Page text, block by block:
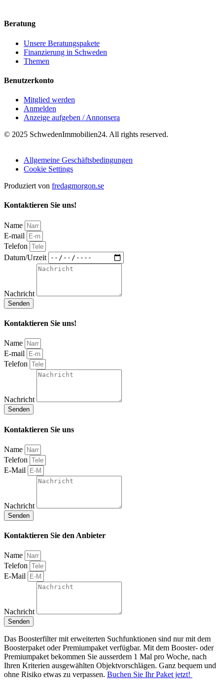
Beratung
Unsere Beratungspakete
Finanzierung in Schweden
Themen
Benutzerkonto
Mitglied werden
Anmelden
Anzeige aufgeben / Annonsera
© 2025 SchwedenImmobilien24. All rights reserved.
Allgemeine Geschäftsbedingungen
Cookie Settings
Produziert von fredagmorgon.se
Kontaktieren Sie uns!
Name
E-mail
Telefon
Datum/Urzeit
Nachricht
Senden
Kontaktieren Sie uns!
Name
E-mail
Telefon
Nachricht
Senden
Kontaktieren Sie uns
Name
Telefon
E-Mail
Nachricht
Senden
Kontaktieren Sie den Anbieter
Name
Telefon
E-Mail
Nachricht
Senden
Das Boosterfilter mit erweiterten Suchfunktionen sind nur mit dem
Boosterpaket oder Premiumpaket verfügbar. Mit dem Booster- oder
Premiumpaket bekommen Sie ausserdem 1 Mal pro Woche, nach
Ihren Kriterien ausgewählten Objektvorschlägen. Ganz bequem und
ohne Risiko etwas zu verpassen. Buchen Sie Ihr Paket jetzt!